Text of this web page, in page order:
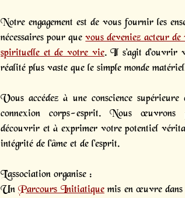
Notre engagement est de vous fournir les
nécessaires pour quevous deveniez acteur
spirituelle et de votre vie.Il s'agit d'ouvrir
réalité plus vaste que le simple monde
Vous accédez à une conscience
connexion corps-esprit. Nous
découvrir et à exprimer votre potentiel
intégrité de l'âme et de l'esprit.
L’association organise :
UnParcours Initiatique mis en œuvre